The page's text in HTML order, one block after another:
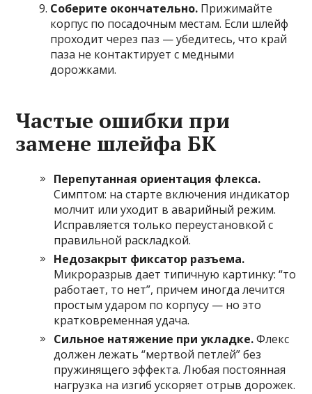
Соберите окончательно. Прижимайте
корпус по посадочным местам. Если шлейф
проходит через паз — убедитесь, что край
паза не контактирует с медными
дорожками.
Частые ошибки при
замене шлейфа БК
Перепутанная ориентация флекса.
Симптом: на старте включения индикатор
молчит или уходит в аварийный режим.
Исправляется только переустановкой с
правильной раскладкой.
Недозакрыт фиксатор разъема.
Микроразрыв дает типичную картинку: “то
работает, то нет”, причем иногда лечится
простым ударом по корпусу — но это
кратковременная удача.
Сильное натяжение при укладке.Флекс
должен лежать “мертвой петлей” без
пружинящего эффекта. Любая постоянная
нагрузка на изгиб ускоряет отрыв дорожек.